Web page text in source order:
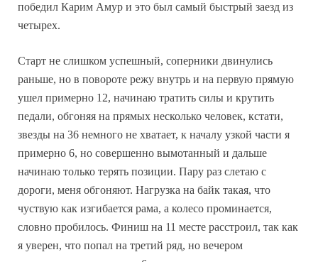
победил Карим Амур и это был самый быстрый заезд из
четырех.
Старт не слишком успешный, соперники двинулись
раньше, но в повороте режу внутрь и на первую прямую
ушел примерно 12, начинаю тратить силы и крутить
педали, обгоняя на прямых несколько человек, кстати,
звезды на 36 немного не хватает, к началу узкой части я
примерно 6, но совершенно вымотанный и дальше
начинаю только терять позиции. Пару раз слетаю с
дороги, меня обгоняют. Нагрузка на байк такая, что
чуствую как изгибается рама, а колесо проминается,
словно пробилось. Финиш на 11 месте расстроил, так как
я уверен, что попал на третий ряд, но вечером